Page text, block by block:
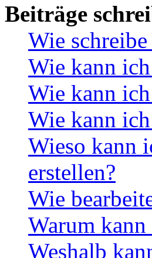
Beiträge
Wie
Wie kann
Wie kann
Wie kann
Wieso kann
erstellen?
Wie
Warum
Weshalb